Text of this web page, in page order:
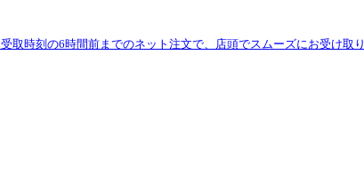
受取時刻の6時間前までのネット注文で、店頭でスムーズにお受け取り